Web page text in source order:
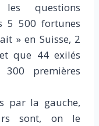
les questions
5 500 fortunes
» en Suisse, 2
que 44 exilés
premières
par la gauche,
sont, on le